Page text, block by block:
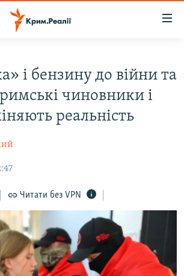
і бензину до війни та
чиновники і
реальність
Читати без VPN